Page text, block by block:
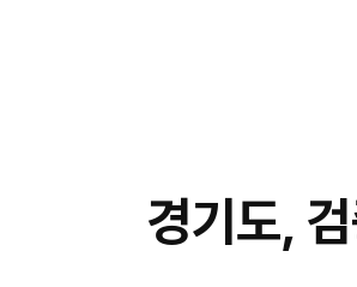
경기도,